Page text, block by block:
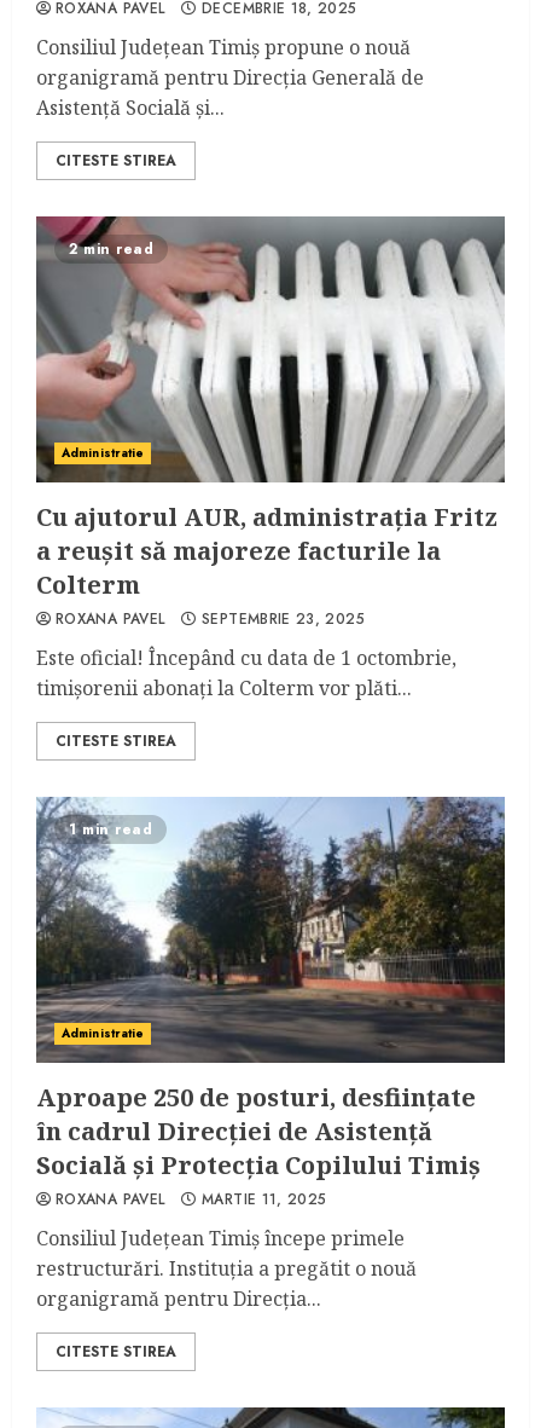
ROXANA PAVEL DECEMBRIE 18, 2025
Consiliul Județean Timiș propune o nouă
organigramă pentru Direcția Generală de
Asistență Socială și...
CITESTE STIREA
2 min read
Administratie
Cu ajutorul AUR, administrația Fritz
a reușit să majoreze facturile la
Colterm
ROXANA PAVEL SEPTEMBRIE 23, 2025
Este oficial! Începând cu data de 1 octombrie,
timișorenii abonați la Colterm vor plăti...
CITESTE STIREA
1 min read
Administratie
Aproape 250 de posturi, desființate
în cadrul Direcției de Asistență
Socială și Protecția Copilului Timiș
ROXANA PAVEL MARTIE 11, 2025
Consiliul Județean Timiș începe primele
restructurări. Instituția a pregătit o nouă
organigramă pentru Direcția...
CITESTE STIREA